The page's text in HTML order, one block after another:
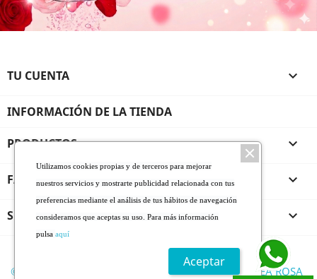
TU CUENTA 
INFORMACIÓN DE LA TIENDA
PRODUCTOS 
FARMALINEA ROSA DE BULGARIA 
SERVICIO AL CLIENTE 
* De 1 a 5 días laborablesEnvío y pago
© 2026 - Todos los derechos reservados FARMALINEA ROSA
Utilizamos cookies propias y de terceros para mejorar
nuestros servicios y mostrarte publicidad relacionada con tus
preferencias mediante el análisis de tus hábitos de navegación
consideramos que aceptas su uso. Para más información
pulsa aquí
Aceptar